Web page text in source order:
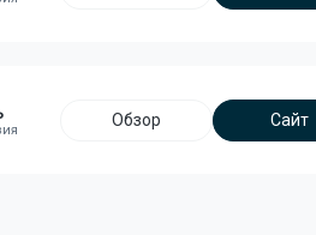
Обзор Сайт